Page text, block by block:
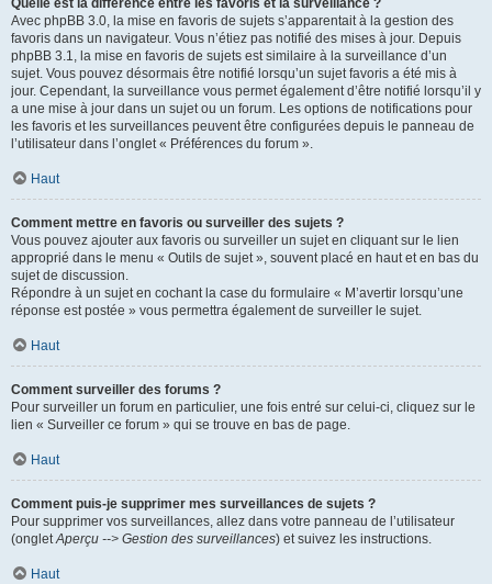
Quelle est la différence entre les favoris et la surveillance ?
Avec phpBB 3.0, la mise en favoris de sujets s’apparentait à la gestion des
favoris dans un navigateur. Vous n’étiez pas notifié des mises à jour. Depuis
phpBB 3.1, la mise en favoris de sujets est similaire à la surveillance d’un
sujet. Vous pouvez désormais être notifié lorsqu’un sujet favoris a été mis à
jour. Cependant, la surveillance vous permet également d’être notifié lorsqu’il y
a une mise à jour dans un sujet ou un forum. Les options de notifications pour
les favoris et les surveillances peuvent être configurées depuis le panneau de
l’utilisateur dans l’onglet « Préférences du forum ».
Haut
Comment mettre en favoris ou surveiller des sujets ?
Vous pouvez ajouter aux favoris ou surveiller un sujet en cliquant sur le lien
approprié dans le menu « Outils de sujet », souvent placé en haut et en bas du
sujet de discussion.
Répondre à un sujet en cochant la case du formulaire « M’avertir lorsqu’une
réponse est postée » vous permettra également de surveiller le sujet.
Haut
Comment surveiller des forums ?
Pour surveiller un forum en particulier, une fois entré sur celui-ci, cliquez sur le
lien « Surveiller ce forum » qui se trouve en bas de page.
Haut
Comment puis-je supprimer mes surveillances de sujets ?
Pour supprimer vos surveillances, allez dans votre panneau de l’utilisateur
(ongletAperçu --> Gestion des surveillances) et suivez les instructions.
Haut